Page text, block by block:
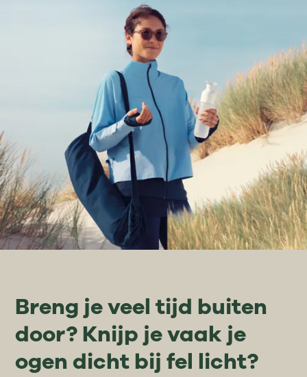
Breng je veel tijd buiten
door? Knijp je vaak je
ogen dicht bij fel licht?